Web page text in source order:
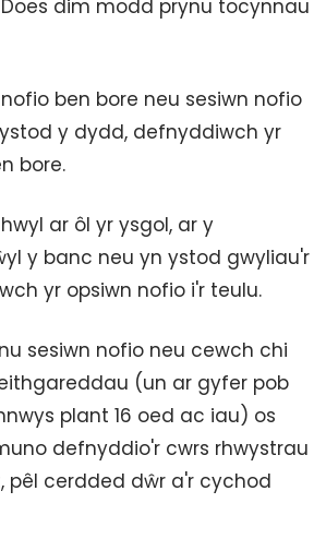
dim modd prynu tocynnau
ben bore neu sesiwn nofio
y dydd, defnyddiwch yr
bore.
ar ôl yr ysgol, ar y
y banc neu yn ystod gwyliau'r
yr opsiwn nofio i'r teulu.
sesiwn nofio neu cewch chi
(un ar gyfer pob
plant 16 oed ac iau) os
defnyddio'r cwrs rhwystrau
pêl cerdded dŵr a'r cychod